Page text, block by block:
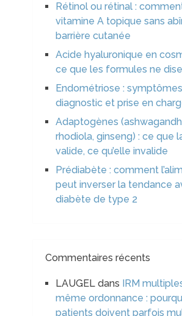
Rétinol ou rétinal :
vitamine A topique sans
barrière cutanée
Acide hyaluronique en
ce que les formules ne
Endométriose :
diagnostic et prise en
Adaptogènes
rhodiola, ginseng) : ce que
valide, ce qu’elle invalide
Prédiabète : comment
peut inverser la tendance
diabète de type 2
Commentaires récents
LAUGELdans
IRM
même ordonnance :
patients doivent parfois